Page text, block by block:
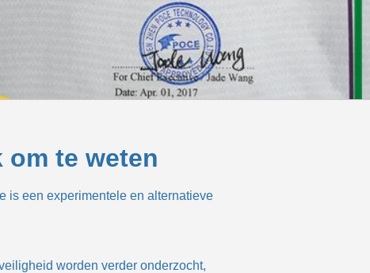
om te weten
is een experimentele en alternatieve
worden verder onderzocht,